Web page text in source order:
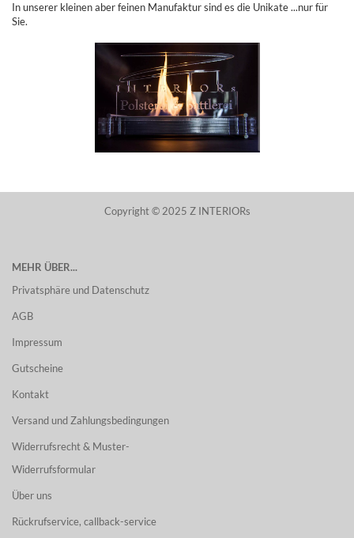
In unserer kleinen aber feinen Manufaktur sind es die Unikate ...nur für
Sie.
Copyright © 2025 Z INTERIORs
MEHR ÜBER...
Privatsphäre und Datenschutz
AGB
Impressum
Gutscheine
Kontakt
Versand und Zahlungsbedingungen
Widerrufsrecht & Muster-
Widerrufsformular
Über uns
Rückrufservice, callback-service